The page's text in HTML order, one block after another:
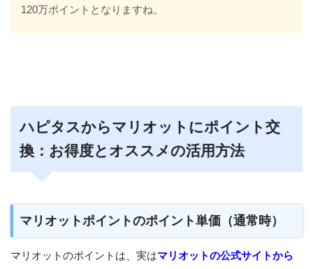
120万ポイントとなりますね。
ハピタスからマリオットにポイント交
換：お得度とオススメの活用方法
マリオットポイントのポイント単価（通常時）
マリオットのポイントは、実はマリオットの公式サイトから